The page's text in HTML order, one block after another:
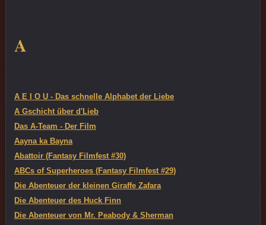
A
A E I O U - Das schnelle Alphabet der Liebe
A Gschicht über d'Lieb
Das A-Team - Der Film
Aayna ka Bayna
Abattoir (Fantasy Filmfest #30)
ABCs of Superheroes (Fantasy Filmfest #29)
Die Abenteuer der kleinen Giraffe Zafara
Die Abenteuer des Huck Finn
Die Abenteuer von Mr. Peabody & Sherman